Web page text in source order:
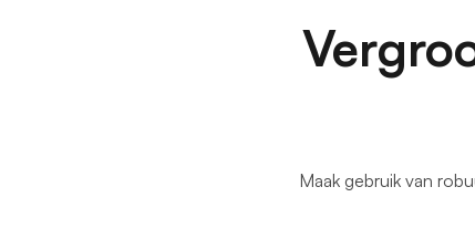
Maak gebruik van